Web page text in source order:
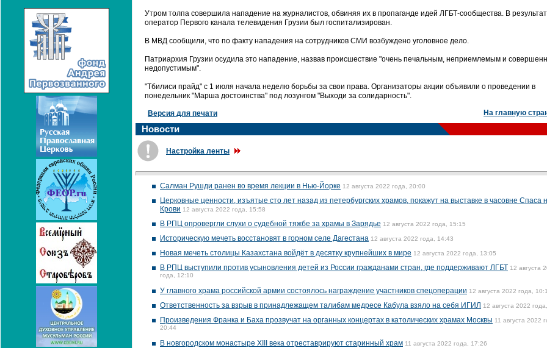
Утром толпа совершила нападение на журналистов, обвиняя их в пропаганде идей ЛГБТ-сообщества. В
оператор Первого канала телевидения Грузии был госпитализирован.
В МВД сообщили, что по факту нападения на сотрудников СМИ возбуждено уголовное дело.
Патриархия Грузии осудила это нападение, назвав происшествие "очень печальным, неприемлемым и
недопустимым".
"Тбилиси прайд" с 1 июля начала неделю борьбы за свои права. Организаторы акции объявили о проведении в
понедельник "Марша достоинства" под лозунгом "Выходи за солидарность".
Версия для печати На главную
Новости
Настройка ленты
Салман Рушди ранен во время лекции в Нью-Йорке 12 августа 2022 года, 20:00
Церковные ценности, изъятые сто лет назад из петербургских храмов, покажут на выставке в часовне Спаса
Крови 12 августа 2022 года, 15:58
В РПЦ опровергли слухи о судебной тяжбе за храмы в Зарядье 12 августа 2022 года, 15:15
Историческую мечеть восстановят в горном селе Дагестана 12 августа 2022 года, 14:43
Новая мечеть столицы Казахстана войдёт в десятку крупнейших в мире 12 августа 2022 года, 13:05
В РПЦ выступили против усыновления детей из России гражданами стран, где поддерживают ЛГБТ 12 августа
года, 12:10
У главного храма российской армии состоялось награждение участников спецоперации 12 августа 2022 года,
Ответственность за взрыв в принадлежащем талибам медресе Кабула взяло на себя ИГИЛ 12 августа 2022
Произведения Франка и Баха прозвучат на органных концертах в католических храмах Москвы 11 августа 2022
20:44
В новгородском монастыре XIII века отреставрируют старинный храм 11 августа 2022 года, 17:26